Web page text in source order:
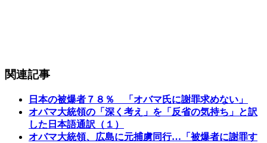
関連記事
日本の被爆者７８％ 「オバマ氏に謝罪求めない」
オバマ大統領の「深く考え」を「反省の気持ち」と訳
した日本語通訳（１）
オバマ大統領、広島に元捕虜同行…「被爆者に謝罪す